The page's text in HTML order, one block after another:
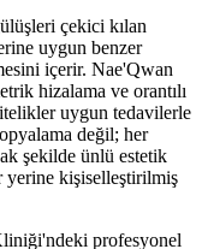
çekici kılan
uygun benzer
içerir. Nae'Qwan
hizalama ve orantılı
uygun tedavilerle
değil; her
şekilde ünlü estetik
yerine kişiselleştirilmiş
profesyonel